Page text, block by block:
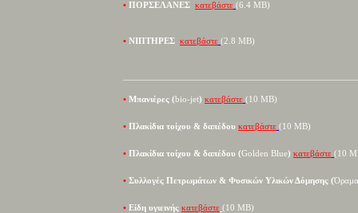
• ΠΟΡΣΕΛΑΝΕΣ κατεβάστε (6.4 MB)
• ΝΙΠΤΗΡΕΣ κατεβάστε (2 8 MB)
• Mπανιέρες (bio-jet) κατεβάστε (10 MB)
• Πλακίδια τοίχου & δαπέδου κατεβάστε (10 MB)
• Πλακίδια τοίχου & δαπέδου (Golden Blue) κατεβάστε (10
• Συλλογές Πετρωμάτων & Φυσικών Υλικών Δόμησης (Όραμα
• Είδη υγιεινής κατεβάστε (10 MB)